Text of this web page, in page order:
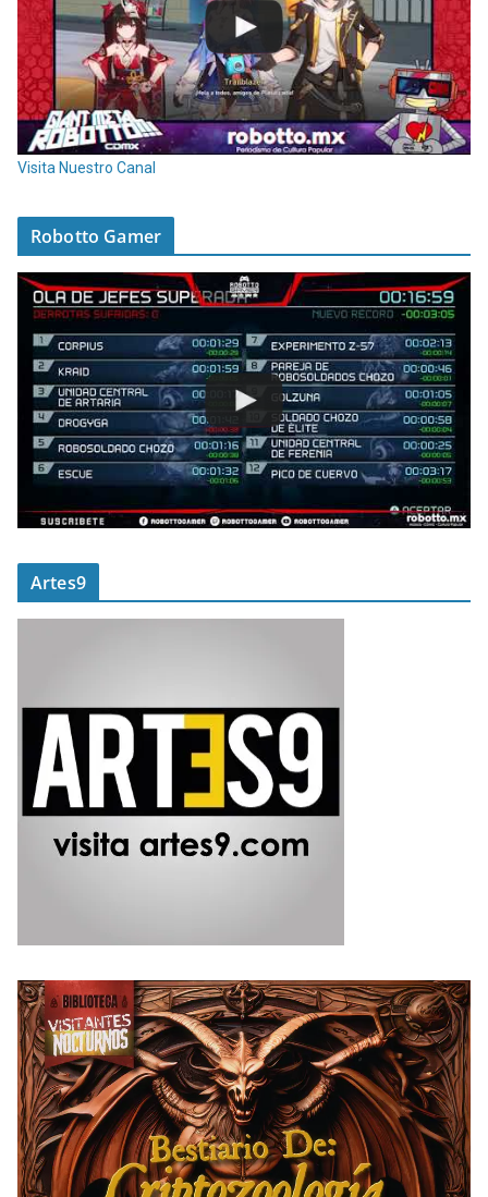
Visita Nuestro Canal
Robotto Gamer
Artes9